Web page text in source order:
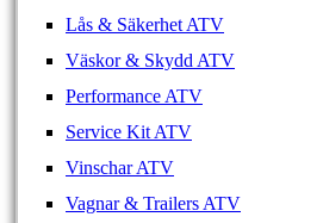
Lås & Säkerhet ATV
Väskor & Skydd ATV
Performance ATV
Service Kit ATV
Vinschar ATV
Vagnar & Trailers ATV